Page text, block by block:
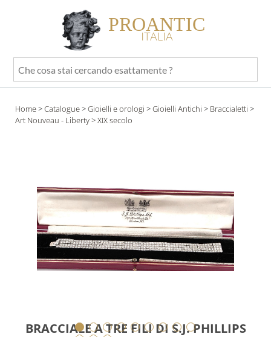
PROANTIC
ITALIA
Che
cosa
cercando
esattamente
Home>Catalogue>Gioielli e orologi >Gioielli Antichi > Braccialetti >
Art Nouveau - Liberty> XIX secolo
BRACCIALE A TRE FILI DI S.J. PHILLIPS